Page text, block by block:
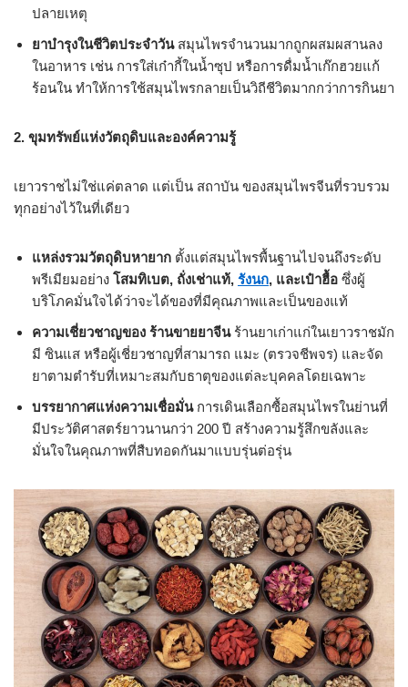
ปลายเหตุ
ยาบำรุงในชีวิตประจำวันสมุนไพรจำนวนมากถูกผสมผสานลง
ในอาหาร เช่น การใส่เก๋ากี้ในน้ำซุป หรือการดื่มน้ำเก๊กฮวยแก้
ร้อนใน ทำให้การใช้สมุนไพรกลายเป็นวิถีชีวิตมากกว่าการกินยา
2. ขุมทรัพย์แห่งวัตถุดิบและองค์ความรู้
เยาวราชไม่ใช่แค่ตลาด แต่เป็น สถาบัน ของสมุนไพรจีนที่รวบรวม
ทุกอย่างไว้ในที่เดียว
แหล่งรวมวัตถุดิบหายาก ตั้งแต่สมุนไพรพื้นฐานไปจนถึงระดับ
พรีเมียมอย่าง โสมทิเบต, ถั่งเช่าแท้, รังนก, และเป๋าฮื้อ ซึ่งผู้
บริโภคมั่นใจได้ว่าจะได้ของที่มีคุณภาพและเป็นของแท้
ความเชี่ยวชาญของ ร้านขายยาจีนร้านยาเก่าแก่ในเยาวราชมัก
มี ซินแส หรือผู้เชี่ยวชาญที่สามารถ แมะ (ตรวจชีพจร) และจัด
ยาตามตำรับที่เหมาะสมกับธาตุของแต่ละบุคคลโดยเฉพาะ
บรรยากาศแห่งความเชื่อมั่นการเดินเลือกซื้อสมุนไพรในย่านที่
มีประวัติศาสตร์ยาวนานกว่า 200 ปี สร้างความรู้สึกขลังและ
มั่นใจในคุณภาพที่สืบทอดกันมาแบบรุ่นต่อรุ่น